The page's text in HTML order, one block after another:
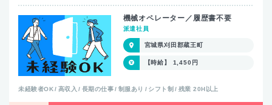
機械オペレーター／履歴書不要
派遣社員
宮城県刈田郡蔵王町
【時給】 1,450円
未経験者OK 高収入 長期の仕事 制服あり シフト制 残業 20H以上